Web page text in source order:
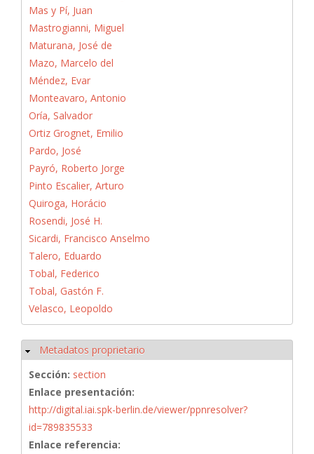
Mas y Pí, Juan
Mastrogianni, Miguel
Maturana, José de
Mazo, Marcelo del
Méndez, Evar
Monteavaro, Antonio
Oría, Salvador
Ortiz Grognet, Emilio
Pardo, José
Payró, Roberto Jorge
Pinto Escalier, Arturo
Quiroga, Horácio
Rosendi, José H.
Sicardi, Francisco Anselmo
Talero, Eduardo
Tobal, Federico
Tobal, Gastón F.
Velasco, Leopoldo
Ocultar
Metadatos proprietario
Sección: section
Enlace presentación:
http://digital.iai.spk-berlin.de/viewer/ppnresolver?
id=789835533
Enlace referencia: